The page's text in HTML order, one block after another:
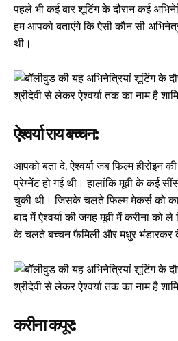
पहले भी कई बार शूटिंग के दौरान कई
हम आपको बताएंगे कि ऐसी कौन सी
थी।
ऐश्वर्या राय बच्चन:
आपको बता दे, ऐश्वर्या जब फिल्म हीरोइन
प्रेग्नेंट हो गई थी। हालांकि मूवी के कई
चुकी थी। जिसके चलते फिल्म मेकर्स को
बाद में ऐश्वर्या की जगह मूवी में करीना को
के चलते बच्चन फैमिली और मधुर भंडारकर
करीना कपूर: